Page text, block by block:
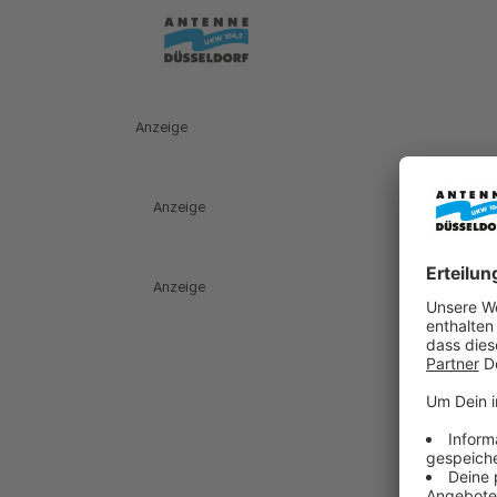
Anzeige
Anzeige
Anzeige